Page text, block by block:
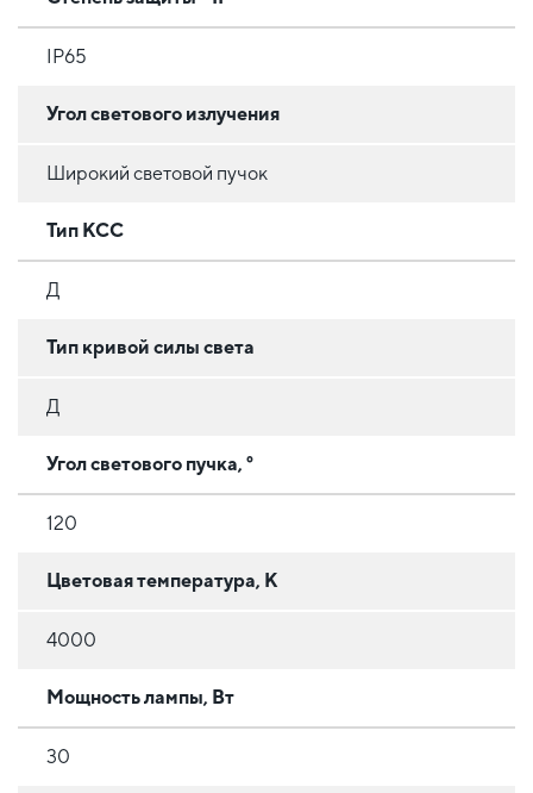
IP65
Угол светового излучения
Широкий световой пучок
Тип КСС
Д
Тип кривой силы света
Д
Угол светового пучка, °
120
Цветовая температура, К
4000
Мощность лампы, Вт
30